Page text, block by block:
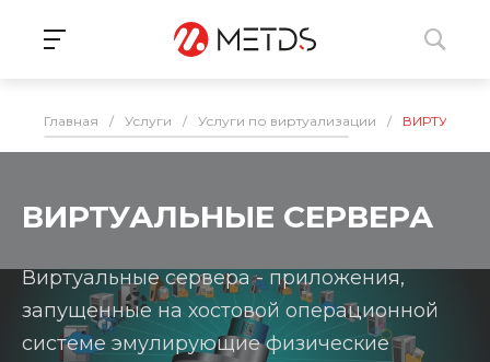
Главная / Услуги / Услуги по виртуализации /
ВИРТУАЛЬНЫЕ СЕРВЕРА
Виртуальные сервера - приложения,
запущенные на хостовой операционной
системе эмулирующие физические